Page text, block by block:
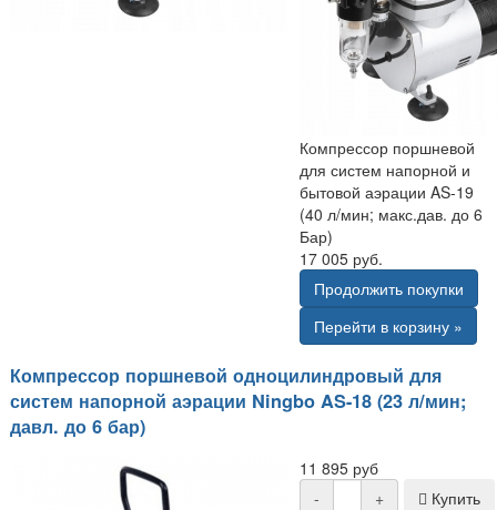
Компрессор поршневой
для систем напорной и
бытовой аэрации AS-19
(40 л/мин; макс.дав. до 6
Бар)
17 005 руб.
Продолжить покупки
Перейти в корзину »
Компрессор поршневой одноцилиндровый для
систем напорной аэрации Ningbo AS-18 (23 л/мин;
давл. до 6 бар)
11 895 руб
-
+ Купить